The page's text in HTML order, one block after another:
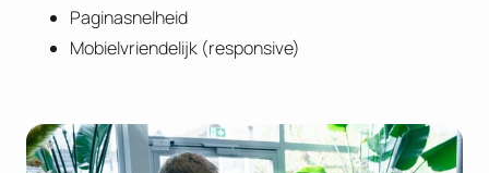
Paginasnelheid
Mobielvriendelijk (responsive)